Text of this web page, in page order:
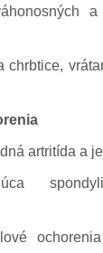
chrbtice,
artritída a